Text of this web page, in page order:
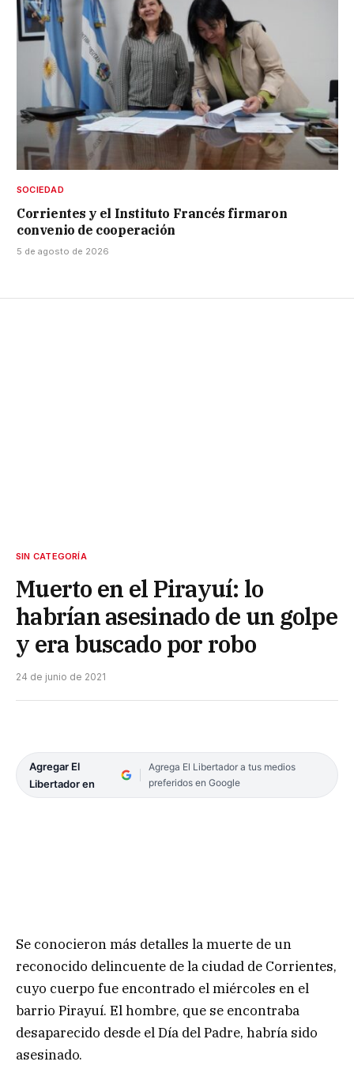
SOCIEDAD
Corrientes y el Instituto Francés firmaron
convenio de cooperación
5 de agosto de 2026
SIN CATEGORÍA
Muerto en el Pirayuí: lo
habrían asesinado de un golpe
y era buscado por robo
24 de junio de 2021
Agregar El
Libertador en
Agrega El Libertador a tus medios
preferidos en Google
Se conocieron más detalles la muerte de un
reconocido delincuente de la ciudad de Corrientes,
cuyo cuerpo fue encontrado el miércoles en el
barrio Pirayuí. El hombre, que se encontraba
desaparecido desde el Día del Padre, habría sido
asesinado.